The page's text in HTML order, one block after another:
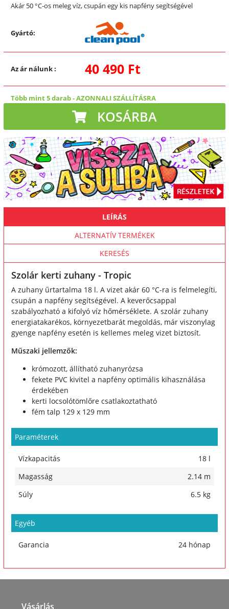
Akár 50 °C-os meleg víz, csupán egy kis napfény segítségével
Gyártó:
Az ár nálunk: 40 490 Ft
Több mint 5 darab-AZONNALI SZÁLLÍTÁSRA
KOSÁRBA
LEÍRÁS
ALTERNATÍV TERMÉKEK
KERESÉS
Szolár kerti zuhany - Tropic
A zuhany űrtartalma 18 l. A vizet akár 60 °C-ra is felmelegíti,
csupán a napfény segítségével. A keverőcsappal
szabályozható a kifolyó víz hőmérséklete. A szolár zuhany
energiatakarékos, környezetbarát megoldás, már viszonylag
gyenge napfény esetén is kellemes meleg vizet biztosít.
Műszaki jellemzők:
krómozott, állítható zuhanyrózsa
fekete PVC kivitel a napfény optimális kihasználása
érdekében
kerti locsolótömlőre csatlakoztatható
fém talp 129 x 129 mm
Paraméterek
Vízkapacitás
18 l
Magasság
2.14 m
Súly
6.5 kg
Egyéb
Garancia 24 hónap
Vásárlás